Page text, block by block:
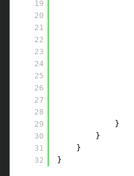
19
20
21
22
23
24
25
26
27
28
29
30
31
32
}
}
}
}